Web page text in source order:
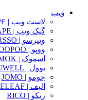
ویپ
لاست ویپ | LOST VAPE
گیک ویپ | GEEK VAPE
ویپرسو | VAPERSSO
ووپو | VOOPOO
اسموک | SMOK
یوول | UWELL
جومو | JOMO
الیف | ELEAF
ریکو | RICO